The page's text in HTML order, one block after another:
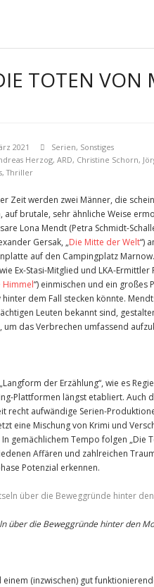
TOTEN VON
2021 Serien, Sonstiges
Herzog, ARD, Christine Schorn,
,Thriller
Zeit werden zwei Männer, die
auf brutale, sehr ähnliche Weise
Lona Mendt (Petra Schmidt-
Gersak, „Die Mitte der Welt“)
auf den Campingplatz
Ex-Stasi-Mitglied und LKA-Ermittler
Himmel“) einmischen und ein großes
dem Fall stecken könnte.
Leuten bekannt sind,
um das Verbrechen umfassend
der Erzählung“, wie es
Plattformen längst etabliert. Auch
recht aufwändige Serien-
eine Mischung von Krimi und
gemächlichem Tempo folgen
Affären und zahlreichen
Potenzial erkennen.
über die Beweggründe hinter den
(inzwischen) gut